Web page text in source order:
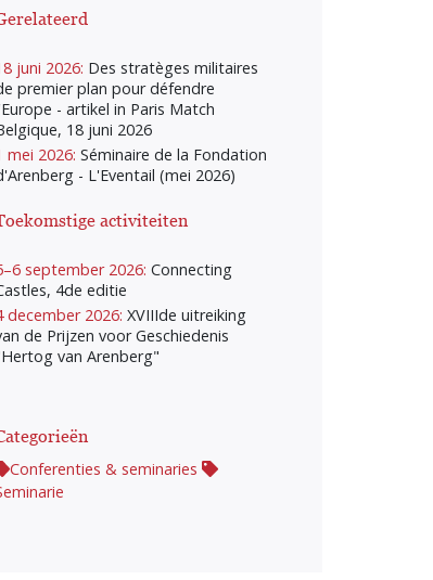
juni 2026: Des stratèges militaires
premier plan pour défendre
- artikel in Paris Match
18 juni 2026
mei 2026: Séminaire de la Fondation
- L'Eventail (mei 2026)
activiteiten
september 2026: Connecting
4de editie
december 2026: XVIIIde uitreiking
de Prijzen voor Geschiedenis
van Arenberg"
Conferenties & seminaries